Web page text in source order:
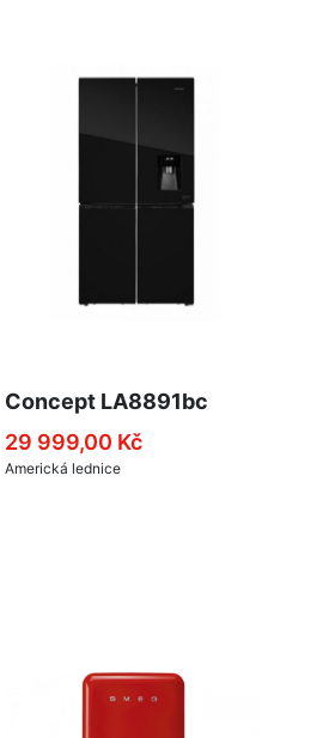
Concept LA8891bc
29 999,00 Kč
Americká lednice